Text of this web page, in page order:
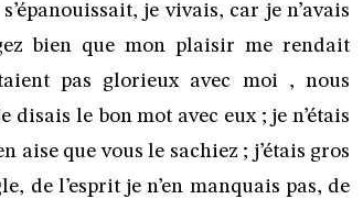
je vivais, car je n’avais
bien que mon plaisir me rendait
pas glorieux avec moi , nous
le bon mot avec eux ; je n’étais
aise que vous le sachiez ; j’étais gros
de l’esprit je n’en manquais pas, de